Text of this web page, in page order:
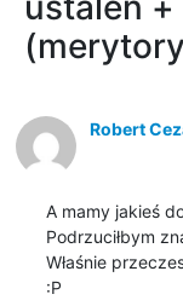
Robert
A mamy jakieś
Podrzuciłbym
Właśnie
:P